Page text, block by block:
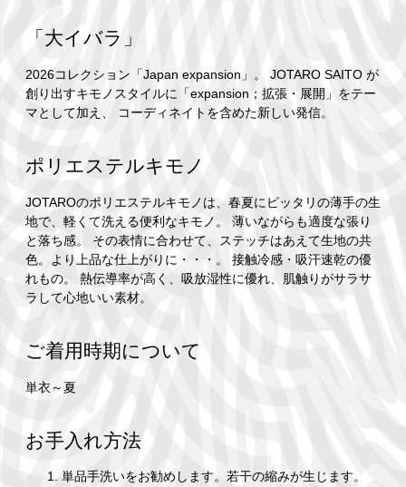
「大イバラ」
2026コレクション「Japan expansion」。 JOTARO SAITO が
創り出すキモノスタイルに「expansion；拡張・展開」をテー
マとして加え、 コーディネイトを含めた新しい発信。
ポリエステルキモノ
JOTAROのポリエステルキモノは、春夏にピッタリの薄手の生
地で、軽くて洗える便利なキモノ。 薄いながらも適度な張り
と落ち感。 その表情に合わせて、ステッチはあえて生地の共
色。より上品な仕上がりに・・・。 接触冷感・吸汗速乾の優
れもの。 熱伝導率が高く、吸放湿性に優れ、肌触りがサラサ
ラして心地いい素材。
ご着用時期について
単衣～夏
お手入れ方法
単品手洗いをお勧めします。若干の縮みが生じます。